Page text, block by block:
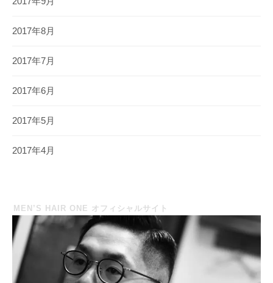
2017年8月
2017年7月
2017年6月
2017年5月
2017年4月
MEN’S HAIR ONE オフィシャルサイト